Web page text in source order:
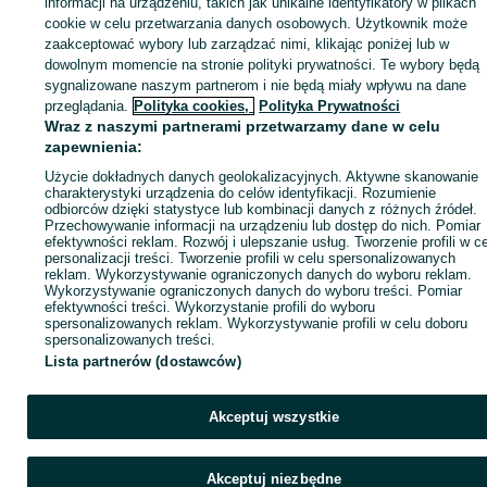
sprzedającym
Zaloguj się / Załóż konto
Zadzwoń / SMS
cookie w celu przetwarzania danych osobowych. Użytkownik może
zaakceptować wybory lub zarządzać nimi, klikając poniżej lub w
dowolnym momencie na stronie polityki prywatności. Te wybory będą
sygnalizowane naszym partnerom i nie będą miały wpływu na dane
przeglądania. Polityka cookies, Polityka Prywatności
Wraz z naszymi partnerami przetwarzamy dane w celu
zapewnienia:
Użycie dokładnych danych geolokalizacyjnych. Aktywne skanowanie
charakterystyki urządzenia do celów identyfikacji. Rozumienie
odbiorców dzięki statystyce lub kombinacji danych z różnych źródeł.
Przechowywanie informacji na urządzeniu lub dostęp do nich. Pomiar
efektywności reklam. Rozwój i ulepszanie usług. Tworzenie profili w
personalizacji treści. Tworzenie profili w celu spersonalizowanych
reklam. Wykorzystywanie ograniczonych danych do wyboru reklam.
Wykorzystywanie ograniczonych danych do wyboru treści. Pomiar
efektywności treści. Wykorzystanie profili do wyboru
spersonalizowanych reklam. Wykorzystywanie profili w celu doboru
spersonalizowanych treści.
Lista partnerów (dostawców)
Akceptuj wszystkie
Akceptuj niezbędne